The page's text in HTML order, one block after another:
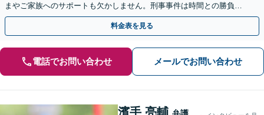
まやご家族へのサポートも欠かしません。刑事事件は時間との勝負で
す。お早めにご相談ください。【初回相談無料】
料金表を見る
電話でお問い合わせ メールでお問い合わせ
濱手 亮輔 弁護